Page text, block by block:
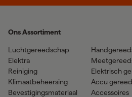
Ons Assortiment
Luchtgereedschap
Elektra
Reiniging
Klimaatbeheersing
Bevestigingsmateriaal
Elektrisch
Accu
Accessoires